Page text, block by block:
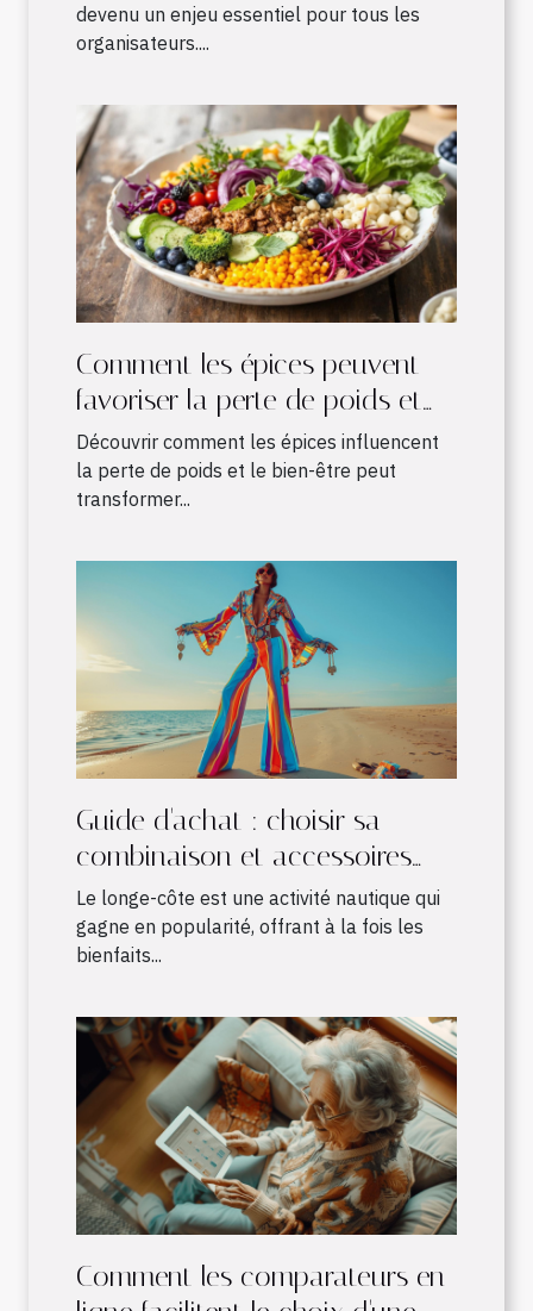
devenu un enjeu essentiel pour tous les
organisateurs....
Comment les épices peuvent
favoriser la perte de poids et
améliorer le bien-être
Découvrir comment les épices influencent
la perte de poids et le bien-être peut
transformer...
Guide d'achat : choisir sa
combinaison et accessoires
pour le longe-côte
Le longe-côte est une activité nautique qui
gagne en popularité, offrant à la fois les
bienfaits...
Comment les comparateurs en